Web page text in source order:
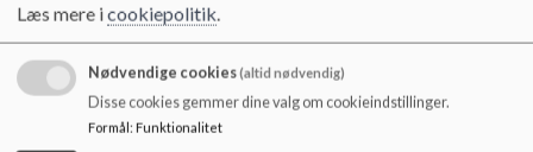
Mosen, de sidste 3 år som formand. Jeg har derfor
en særlig opmærksomhed på fritidsdelen, som nu
også er et område skolebestyrelsen har ansvar for.
Jeg har et ønske om, at børn i Skovby bliver hele
mennesker med gode kompetencer, såvel faglige
som personlige og sociale.
Læs mere icookiepolitik.
Nødvendige cookies(altid nødvendig)
Disse cookies gemmer dine valg om cookieindstillinger.
Formål: Funktionalitet